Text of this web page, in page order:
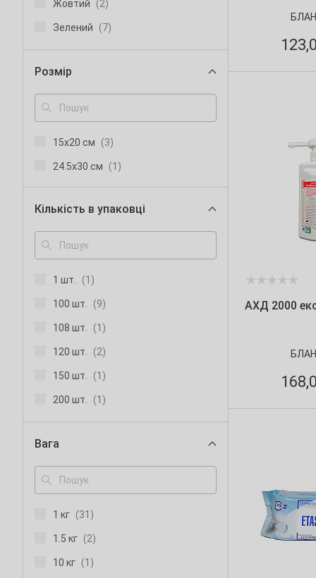
Жовтий (2)
Зелений (7)
Помаранчевий (4)
Прозорий
Розмір
15х20 см (3)
24.5х30 см (1)
Кількість в упаковці
1 шт. (1)
100 шт. (9)
108 шт. (1)
120 шт. (2)
150 шт. (1)
200 шт. (1)
300 шт. (9)
333 шт.
375 шт. (1)
500 шт.
6 шт. (1)
60 шт. (2)
Вага
1 кг (31)
1.5 кг (2)
10 кг (1)
АХД 2000